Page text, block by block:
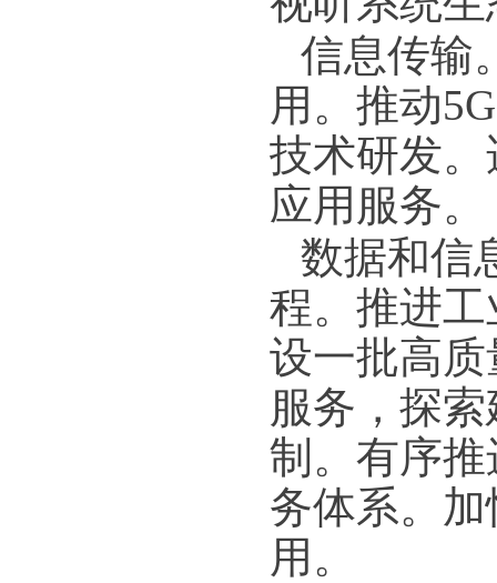
信息传输
用。推动
技术研发
应用服务。
数据和信
程。推进
设一批高
服务，探
制。有序
务体系。
用。